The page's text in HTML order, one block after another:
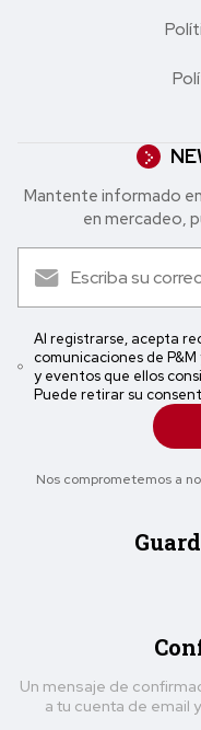
Mantente informado
en mercadeo,
Al registrarse, acepta
comunicaciones de
y eventos que ellos
Puede retirar su
Nos comprometemos a
Un mensaje de
a tu cuenta de email